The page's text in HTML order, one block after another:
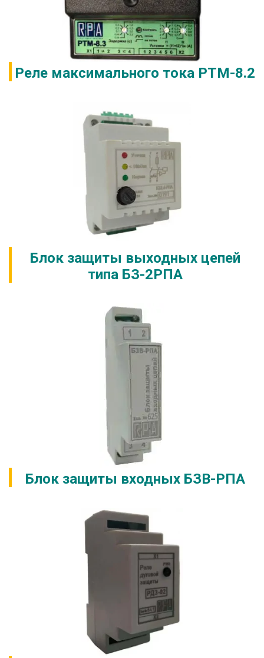
Реле максимального тока РТМ-8.2
Блок защиты выходных цепей
типа БЗ-2РПА
Блок защиты входных БЗВ-РПА